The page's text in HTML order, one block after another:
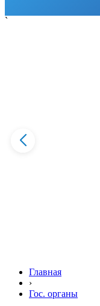
`
Главная
›
Гос. органы